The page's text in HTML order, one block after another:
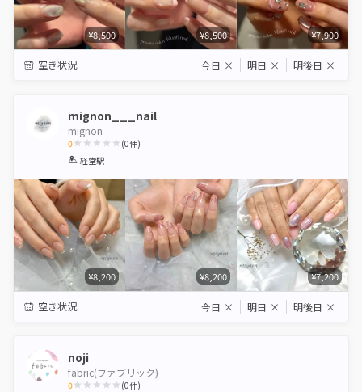
¥8,500 ¥8,500 ¥7,900
空き状況 今日 × 明日 × 明後日 ×
mignon___nail
mignon
0
1 2 3 4
(0件)
経堂駅
¥8,200 ¥8,200 ¥7,200
空き状況 今日 × 明日 × 明後日 ×
noji
fabric(ファブリック)
0 (0件)